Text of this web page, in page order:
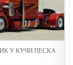
У КУЧИ ПЕСКА